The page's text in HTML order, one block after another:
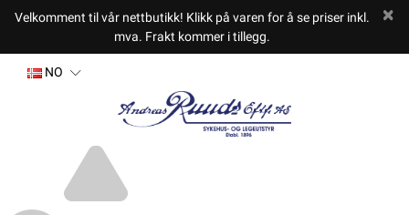
Velkomment til vår nettbutikk! Klikk på varen for å se priser inkl.
mva. Frakt kommer i tillegg.
NO